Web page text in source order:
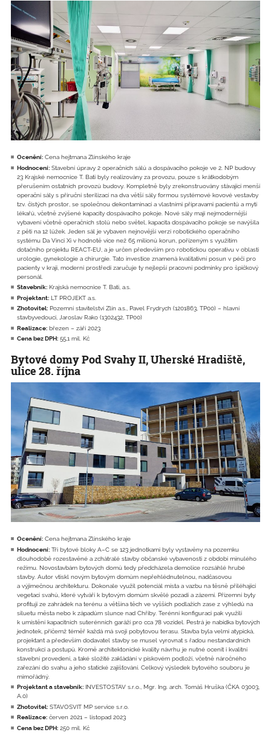
Ocenění: Cena hejtmana Zlínského kraje
Hodnocení: Stavební úpravy 2 operačních sálů a dospávacího pokoje ve 2. NP budovy
23 Krajské nemocnice T. Bati byly realizovány za provozu, pouze s krátkodobým
přerušením ostatních provozů budovy. Kompletně byly zrekonstruovány stávající menší
operační sály s příruční sterilizací na dva větší sály formou systémové kovové vestavby
tzv. čistých prostor, se společnou dekontaminací a vlastními přípravami pacientů a mytí
lékařů, včetně zvýšené kapacity dospávacího pokoje. Nové sály mají nejmodernější
vybavení včetně operačních stolů nebo světel, kapacita dospávacího pokoje se navýšila
z pěti na 12 lůžek. Jeden sál je vybaven nejnovější verzí robotického operačního
systému Da Vinci Xi v hodnotě více než 65 milionů korun, pořízeným s využitím
dotačního projektu REACT-EU, a je určen především pro robotickou operativu v oblasti
urologie, gynekologie a chirurgie. Tato investice znamená kvalitativní posun v péči pro
pacienty v kraji, moderní prostředí zaručuje ty nejlepší pracovní podmínky pro špičkový
personál.
Stavebník: Krajská nemocnice T. Bati, a.s.
Projektant: LT PROJEKT a.s.
Zhotovitel: Pozemní stavitelství Zlín a.s., Pavel Frydrych (1201863, TP00) – hlavní
stavbyvedoucí, Jaroslav Rako (1302432, TP00)
Realizace: březen – září 2023
Cena bez DPH: 55,1 mil. Kč
Bytové domy Pod Svahy II, Uherské Hradiště,
ulice 28. října
Ocenění: Cena hejtmana Zlínského kraje
Hodnocení: Tři bytové bloky A–C se 123 jednotkami byly vystavěny na pozemku
dlouhodobě rozestavěné a zchátralé stavby občanské vybavenosti z období minulého
režimu. Novostavbám bytových domů tedy předcházela demolice rozsáhlé hrubé
stavby. Autor vtiskl novým bytovým domům nepřehlédnutelnou, nadčasovou
a výjimečnou architekturu. Dokonale využil potenciál místa a vazbu na těsně přiléhající
vegetaci svahů, které vytváří k bytovým domům skvělé pozadí a zázemí. Přízemní byty
profitují ze zahrádek na terénu a většina těch ve vyšších podlažích zase z výhledů na
siluetu města nebo k západům slunce nad Chřiby. Terénní konfiguraci pak využili
k umístění kapacitních suterénních garáží pro cca 78 vozidel. Pestrá je nabídka bytových
jednotek, přičemž téměř každá má svoji pobytovou terasu. Stavba byla velmi atypická,
projektant a především dodavatel stavby se musel vyrovnat s řadou nestandardních
konstrukcí a postupů. Kromě architektonické kvality návrhu je nutné ocenit i kvalitní
stavební provedení, a také složité zakládání v pískovém podloží, včetně náročného
zařezání do svahu a jeho statické zajišťování. Celkový výsledek bytového souboru je
mimořádný.
Projektant a stavebník: INVESTOSTAV s.r.o., Mgr. Ing. arch. Tomáš Hruška (ČKA 03003,
A.0)
Zhotovitel: STAVOSVIT MP service s.r.o.
Realizace: červen 2021 – listopad 2023
Cena bez DPH: 250 mil. Kč